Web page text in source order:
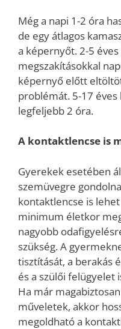
Még a napi 1-2 óra
de egy átlagos
a képernyőt. 2-5
megszakításokkal
képernyő előtt
problémát. 5-17
legfeljebb 2 óra.
A kontaktlencse is
Gyerekek esetében
szemüvegre
kontaktlencse is
minimum életkor
nagyobb
szükség. A
tisztítását, a berakás
és a szülői
Ha már
műveletek, akkor
megoldható a